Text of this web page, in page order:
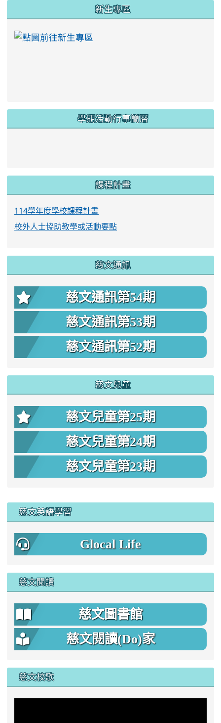
新生專區
學期活動行事簡曆
課程計畫
114學年度學校課程計畫
校外人士協助教學或活動要點
慈文通訊
慈文通訊第54期
慈文通訊第53期
慈文通訊第52期
慈文兒童
慈文兒童第25期
慈文兒童第24期
慈文兒童第23期
慈文英語學習
Glocal Life
慈文閱讀
慈文圖書館
慈文閱讀(Do)家
慈文校歌